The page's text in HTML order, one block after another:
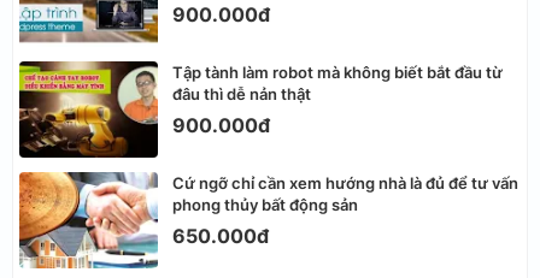
900.000đ
Tập tành làm robot mà không biết bắt đầu từ
đâu thì dễ nản thật
900.000đ
Cứ ngỡ chỉ cần xem hướng nhà là đủ để tư vấn
phong thủy bất động sản
650.000đ